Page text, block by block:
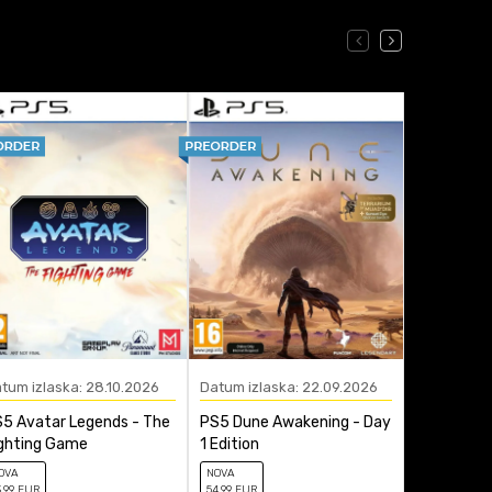
izlaska: 28.10.2026
Avatar Legends - The
Game
Datum izlaska: 22.09.2026
PS5 Dune Awakening - Day
1 Edition
NOVA